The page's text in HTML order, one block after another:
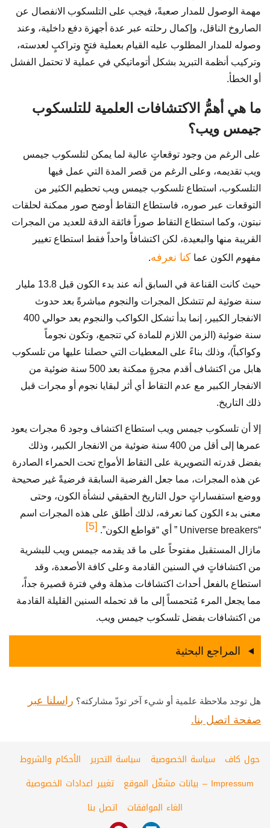
مهمة الوصول للمدار صعبةً، فيجب على التلسكوب الانفصال عن
الصاروخ الناقل، وإكمال رحلته عبر عدة أجهزة دفع داخلية، وعند
وصوله للمدار المطلوب عليه القيام بعملية فتحٍ وتراكبٍ لعدسته،
وتركيب أنظمة التبريد بشكل أتوماتيكي في عملية لا تحتمل الفشل
أو الخطأ.
ما هي أهمُّ الاكتشافات العلمية للتلسكوب
جيمس ويب؟
على الرغم من وجود توقعاتٍ عالية لما يمكن لتلسكوب جيمس
ويب تقديمه، وعلى الرغم من قصر المدة التي عمل فيها
التلسكوب، استطاع تلسكوب جيمس ويب تحطيم الكثير من
التوقعات عبر صوره، فاستطاع التقاط أوضح صور ممكنة لحلقات
نبتون، وكما استطاع التقاط صوراً فائقة الدقة للعديد من المجرات
القريبة منها والبعيدة، لكن اكتشافاً واحداً فقط استطاع تغيير
مفهوم الكون عما كنا نعرفه.
حيث كانت القناعة في السابق أنه عند بدء الكون قبل 13.8 مليار
سنة ضوئية لم تتشكل المجرات والنجوم مباشرةً بعد حدوث
الانفجار الكبير، إنما بدأ تشكل الكواكب والنجوم بعد حوالي 400
سنة ضوئية (الزمن اللازم للمادة كي تتجمع، وتكون نجوماً
وكواكباً)، وذلك بناءً على المعطيات التي حصلنا عليها من تلسكوب
هابل من اكتشاف أقدم مجرةٍ ممكنة بعد 500 سنة ضوئية من
الانفجار الكبير مع عدم التقاط أي أثر لبقايا نجوم أو مجرات قبل
ذلك التاريخ.
إلا أن تلسكوب جيمس ويب استطاع اكتشاف وجود 6 مجرات يعود
عمرها إلى أقل من 400 سنة ضوئية من الانفجار الكبير، وذلك
بفضل قدرته التصويرية على التقاط الأمواج تحت الحمراء الصادرة
عن هذه المجرات، مما جعل الفرضية السابقة فرضيةً غير صحيحة
ووضع استفساراتٍ حول التاريخ الحقيقي لنشأة الكون، وحتى
معنى بدء الكون كما نعرفه، لذلك أطلق على هذه المجرات اسم
“Universe breakers ” أي “قواطع الكون”.
[5]
مازال المستقبل مفتوحاً على ما قد يقدمه جيمس ويب للبشرية
من اكتشافاتٍ في السنين القادمة وعلى كافة الأصعدة، وقد
استطاع بالفعل أحداث اكتشافات مذهلة وفي فترة قصيرة جداً،
مما يجعل المرء مُتحمساً إلى ما قد تحمله السنين القليلة القادمة
من اكتشافات بفضل تلسكوب جيمس ويب.
المراجع البحثية
هل توجد ملاحظة علمية أو شيء آخر تودّ مشاركته؟ راسلنا عبر
صفحة اتصل بنا.
حول كاف سياسة الخصوصية سياسة التحرير
الأحكام والشروط
Impressum – بيانات مشغّل الموقع
تغيير اعدادات الخصوصية
الغاء الموافقات
اتصل بنا